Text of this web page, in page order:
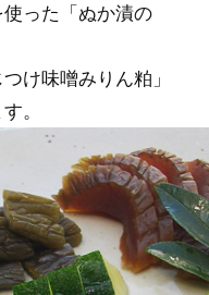
った「ぬか漬の
け味噌みりん粕」
。